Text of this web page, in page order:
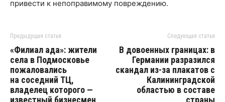
привести к непоправимому повреждению.
Предыдущая статья
«Филиал ада»: жители
села в Подмосковье
пожаловались
на соседний ТЦ,
владелец которого —
известный бизнесмен
Следующая статья
В довоенных границах: в
Германии разразился
скандал из-за плакатов с
Калининградской
областью в составе
страны